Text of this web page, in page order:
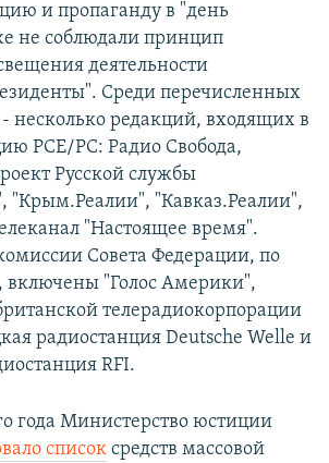
и пропаганду в "день
не соблюдали принцип
деятельности
Среди перечисленных
редакций, входящих в
РСЕ/РС: Радио Свобода,
Русской службы
"Крым.Реалии", "Кавказ.Реалии",
"Настоящее время".
Совета Федерации, по
включены "Голос Америки",
телерадиокорпорации
радиостанция Deutsche Welle и
RFI.
года Министерство юстиции
список средств массовой